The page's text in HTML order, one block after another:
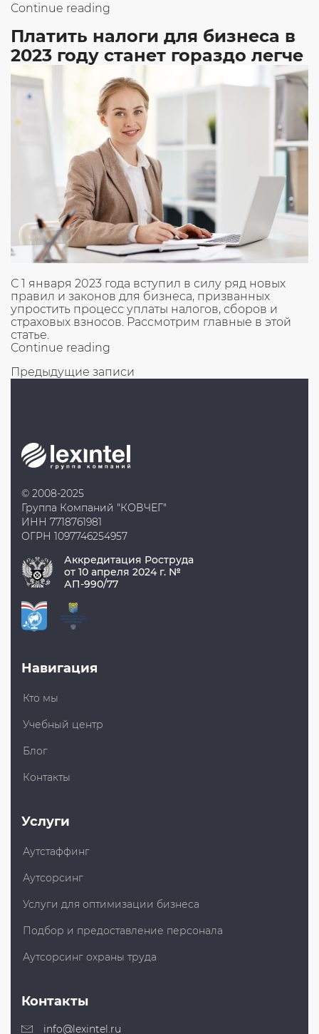
Continue reading
массажистов
на
работу:
просто,
легально»
Платить налоги для бизнеса в
2023 году станет гораздо легче
С 1 января 2023 года вступил в силу ряд новых
правил и законов для бизнеса, призванных
упростить процесс уплаты налогов, сборов и
страховых взносов. Рассмотрим главные в этой
статье.
Continue reading
для
гораздо
легче»
Навигация
Предыдущие записи
© 2008-2025
Группа Компаний "КОВЧЕГ"
ИНН 7718761981
ОГРН 1097746254957
Аккредитация Роструда
от 10 апреля 2024 г. №
АП-990/77
Навигация
Кто мы
Учебный центр
Блог
Контакты
Услуги
Аутстаффинг
Аутсорсинг
Услуги для оптимизации бизнеса
Подбор и предоставление персонала
Аутсорсинг охраны труда
Контакты
info@lexintel.ru